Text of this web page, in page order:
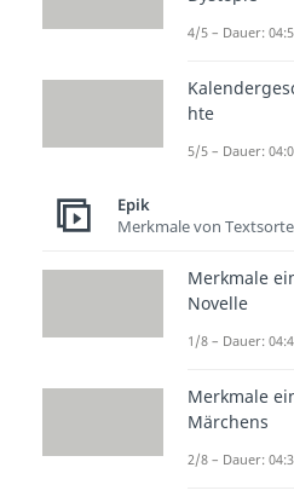
Klasse 8
„Das
zur
Wolfgang
Sie handelt
4/5 – Dauer:
hte
5/5 – Dauer:
Epik
Merkmale von
Merkmale
Novelle
1/8 – Dauer:
Merkmale
Märchens
2/8 – Dauer: